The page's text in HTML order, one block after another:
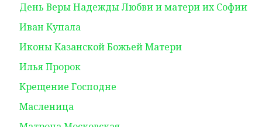
День Веры Надежды Любви и матери их Софии
Иван Купала
Иконы Казанской Божьей Матери
Илья Пророк
Крещение Господне
Масленица